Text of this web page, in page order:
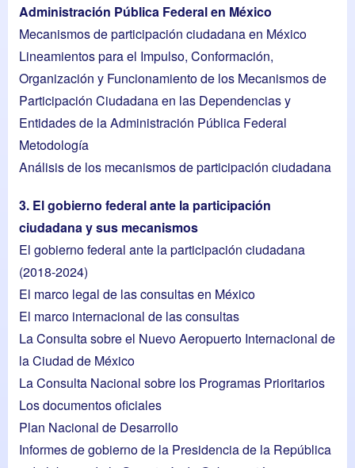
Administración Pública Federal en México
Mecanismos de participación ciudadana en México
Lineamientos para el Impulso, Conformación,
Organización y Funcionamiento de los Mecanismos de
Participación Ciudadana en las Dependencias y
Entidades de la Administración Pública Federal
Metodología
Análisis de los mecanismos de participación ciudadana
3. El gobierno federal ante la participación
ciudadana y sus mecanismos
El gobierno federal ante la participación ciudadana
(2018-2024)
El marco legal de las consultas en México
El marco internacional de las consultas
La Consulta sobre el Nuevo Aeropuerto Internacional de
la Ciudad de México
La Consulta Nacional sobre los Programas Prioritarios
Los documentos oficiales
Plan Nacional de Desarrollo
Informes de gobierno de la Presidencia de la República